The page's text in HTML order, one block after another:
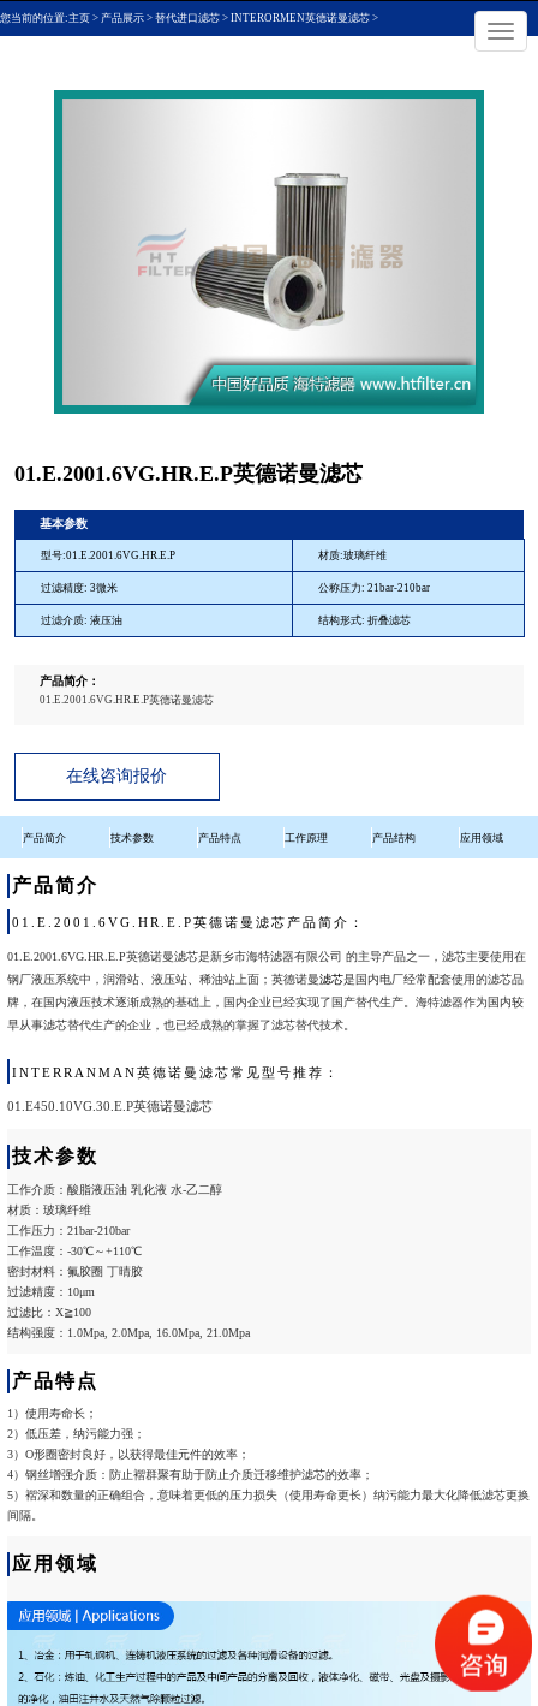
切
换
导
×
您当前的位置:主页 > 产品展示 > 替代进口滤芯 > INTERORMEN英德诺曼滤芯 >
01.E.2001.6VG.HR.E.P英德诺曼滤芯
基本参数
型号:01.E.2001.6VG.HR.E.P 材质:玻璃纤维
过滤精度: 3微米 公称压力: 21bar-210bar
过滤介质: 液压油 结构形式: 折叠滤芯
产品简介：
01.E.2001.6VG.HR.E.P英德诺曼滤芯
在线咨询报价
产品简介 技术参数 产品特点 工作原理 产品结构 应用领域
产品简介
01.E.2001.6VG.HR.E.P英德诺曼滤芯产品简介：
01.E.2001.6VG.HR.E.P英德诺曼滤芯是新乡市海特滤器有限公司 的主导产品之一，滤芯主要使用在
钢厂液压系统中，润滑站、液压站、稀油站上面；英德诺曼滤芯是国内电厂经常配套使用的滤芯品
牌，在国内液压技术逐渐成熟的基础上，国内企业已经实现了国产替代生产。海特滤器作为国内较
早从事滤芯替代生产的企业，也已经成熟的掌握了滤芯替代技术。
INTERRANMAN英德诺曼滤芯常见型号推荐：
01.E450.10VG.30.E.P英德诺曼滤芯
技术参数
工作介质：酸脂液压油 乳化液 水-乙二醇
材质：玻璃纤维
工作压力：21bar-210bar
工作温度：-30℃～+110℃
密封材料：氟胶圈 丁晴胶
过滤精度：10μm
过滤比：X≧100
结构强度：1.0Mpa, 2.0Mpa, 16.0Mpa, 21.0Mpa
产品特点
1）使用寿命长；
2）低压差，纳污能力强；
3）O形圈密封良好，以获得最佳元件的效率；
4）钢丝增强介质：防止褶群聚有助于防止介质迁移维护滤芯的效率；
5）褶深和数量的正确组合，意味着更低的压力损失（使用寿命更长）纳污能力最大化降低滤芯更换
间隔。
应用领域